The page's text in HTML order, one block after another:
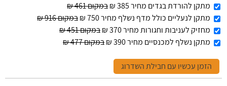
מתקן להורדת בגדים מחיר 385 ₪
במקום 461 ₪
מתקן לנעליים כולל מדף נשלף מחיר 750 ₪
במקום 916 ₪
מחזיק לעניבות וחגורות מחיר 370 ₪
במקום 451 ₪
מתקן נשלף למכנסיים מחיר 390 ₪
במקום 477 ₪
הזמן עכשיו עם חבילת השדרוג